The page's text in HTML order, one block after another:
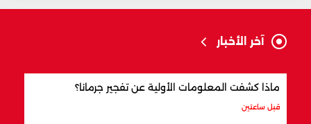
آخر الأخبار
ماذا كشفت المعلومات الأولية عن تفجير جرمانا؟
قبل ساعتين